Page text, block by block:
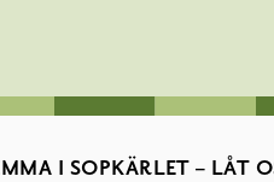
I SOPKÄRLET – LÅT